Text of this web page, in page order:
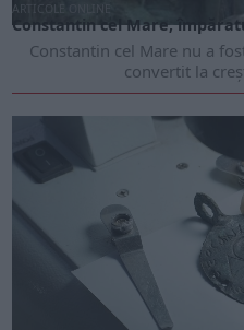
ARTICOLE ONLINE
Constantin cel Mare,
Constantin cel Mare nu a
convertit la